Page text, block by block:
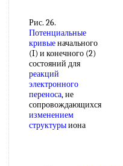
Рис. 26.
Потенциальные
кривыеначального
(I) и конечного (2)
состояний для
реакций
электронного
переноса, не
сопровождающихся
изменением
структурыиона